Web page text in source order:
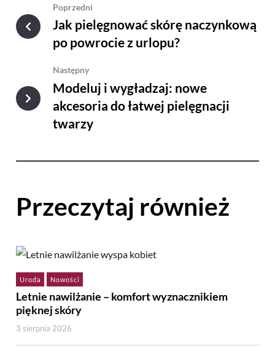
Poprzedni
Jak pielęgnować skórę naczynkową
po powrocie z urlopu?
Następny
Modeluj i wygładzaj: nowe
akcesoria do łatwej pielęgnacji
twarzy
Przeczytaj również
Uroda Nowości
Letnie nawilżanie – komfort wyznacznikiem
pięknej skóry
3 sierpnia 2026